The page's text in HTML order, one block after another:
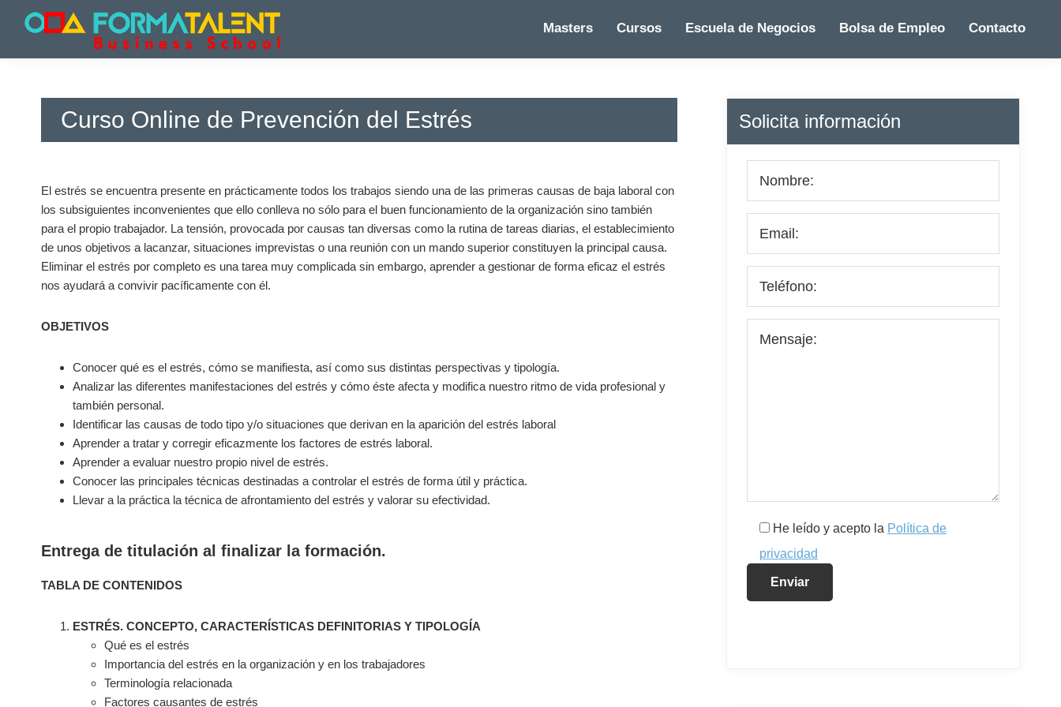
Cursos
Master
Madrid
Master
Madrid
Masters Cursos Escuela de Negocios Bolsa de Empleo Contacto
Curso Online de Prevención del Estrés
El estrés se encuentra presente en prácticamente todos los trabajos siendo una de las primeras causas de baja laboral con
los subsiguientes inconvenientes que ello conlleva no sólo para el buen funcionamiento de la organización sino también
para el propio trabajador. La tensión, provocada por causas tan diversas como la rutina de tareas diarias, el establecimiento
de unos objetivos a lacanzar, situaciones imprevistas o una reunión con un mando superior constituyen la principal causa.
Eliminar el estrés por completo es una tarea muy complicada sin embargo, aprender a gestionar de forma eficaz el estrés
nos ayudará a convivir pacíficamente con él.
OBJETIVOS
Conocer qué es el estrés, cómo se manifiesta, así como sus distintas perspectivas y tipología.
Analizar las diferentes manifestaciones del estrés y cómo éste afecta y modifica nuestro ritmo de vida profesional y
también personal.
Identificar las causas de todo tipo y/o situaciones que derivan en la aparición del estrés laboral
Aprender a tratar y corregir eficazmente los factores de estrés laboral.
Aprender a evaluar nuestro propio nivel de estrés.
Conocer las principales técnicas destinadas a controlar el estrés de forma útil y práctica.
Llevar a la práctica la técnica de afrontamiento del estrés y valorar su efectividad.
Entrega de titulación al finalizar la formación.
TABLA DE CONTENIDOS
ESTRÉS. CONCEPTO, CARACTERÍSTICAS DEFINITORIAS Y TIPOLOGÍA
Qué es el estrés
Importancia del estrés en la organización y en los trabajadores
Terminología relacionada
Factores causantes de estrés
Barra
lateral
principal
Solicita información
He leído y acepto la Política de
privacidad